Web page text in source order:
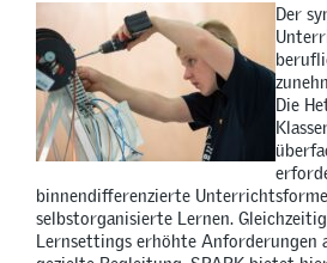
Der
Die
binnendifferenzierte
selbstorganisierte Lernen.
Lernsettings erhöhte Anforderungen